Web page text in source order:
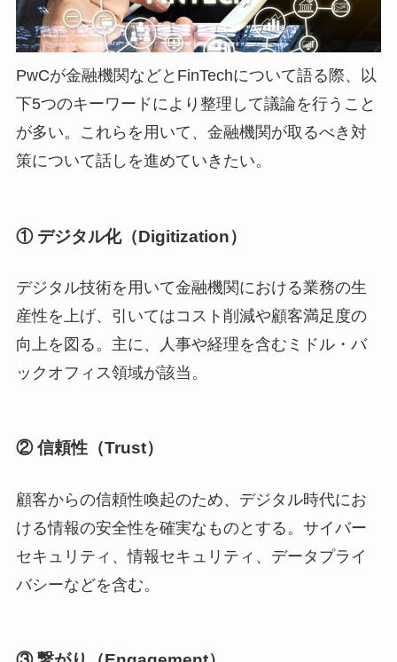
PwCが金融機関などとFinTechについて語る際、以
下5つのキーワードにより整理して議論を行うこと
が多い。これらを用いて、金融機関が取るべき対
策について話しを進めていきたい。
① デジタル化（Digitization）
デジタル技術を用いて金融機関における業務の生
産性を上げ、引いてはコスト削減や顧客満足度の
向上を図る。主に、人事や経理を含むミドル・バ
ックオフィス領域が該当。
② 信頼性（Trust）
顧客からの信頼性喚起のため、デジタル時代にお
ける情報の安全性を確実なものとする。サイバー
セキュリティ、情報セキュリティ、データプライ
バシーなどを含む。